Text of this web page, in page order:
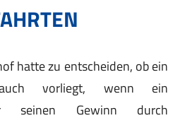
hatte zu entscheiden, ob ein
vorliegt, wenn ein
seinen Gewinn durch